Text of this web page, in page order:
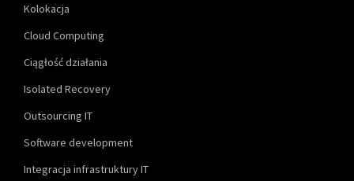
Kolokacja
Cloud Computing
Ciągłość działania
Isolated Recovery
Outsourcing IT
Software development
Integracja infrastruktury IT